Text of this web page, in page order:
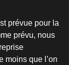
prévue pour la
prévu, nous
moins que l’on